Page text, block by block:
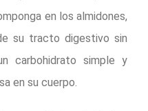
en los almidones,
su tracto digestivo sin
carbohidrato simple y
en su cuerpo.